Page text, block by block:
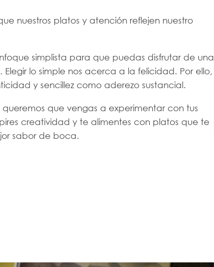
nuestros platos y atención reflejen nuestro
simplista para que puedas disfrutar de una
Elegir lo simple nos acerca a la felicidad. Por ello,
y sencillez como aderezo sustancial.
que vengas a experimentar con tus
creatividad y te alimentes con platos que te
sabor de boca.